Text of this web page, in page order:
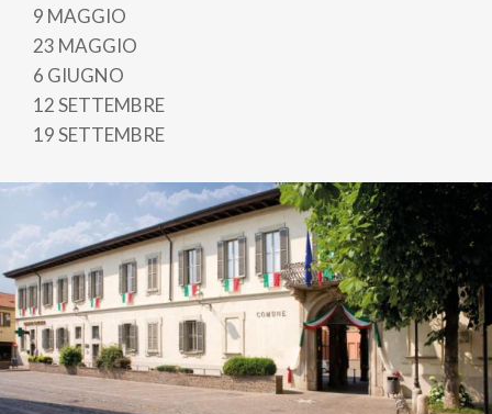
9 MAGGIO
23 MAGGIO
6 GIUGNO
12 SETTEMBRE
19 SETTEMBRE